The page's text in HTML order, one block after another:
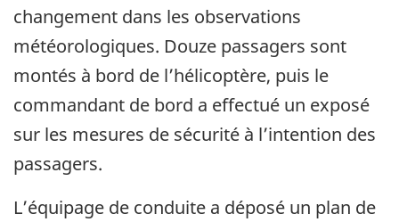
changement dans les observations
météorologiques. Douze passagers sont
montés à bord de l’hélicoptère, puis le
commandant de bord a effectué un exposé
sur les mesures de sécurité à l’intention des
passagers.
L’équipage de conduite a déposé un plan de